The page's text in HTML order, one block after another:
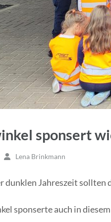
sponsert
Lena Brinkmann
dunklen Jahreszeit
sponserte auch in